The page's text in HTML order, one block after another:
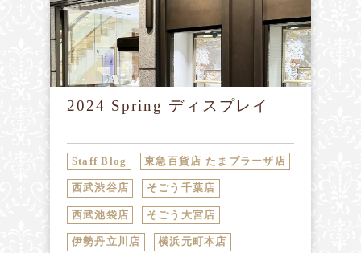
2024 Spring ディスプレイ
Staff Blog 東急百貨店 たまプラーザ店
西武渋谷店 そごう千葉店
西武池袋店 そごう大宮店
伊勢丹立川店 横浜元町本店